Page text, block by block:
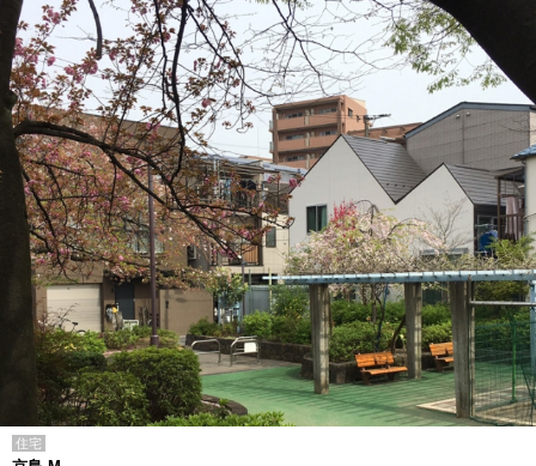
住宅